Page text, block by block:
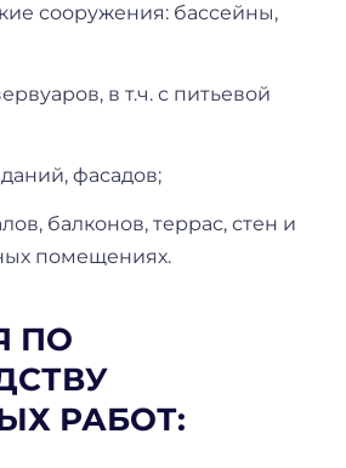
сооружения: бассейны,
в т.ч. с питьевой
фасадов;
балконов, террас, стен и
помещениях.
ПО
РАБОТ: